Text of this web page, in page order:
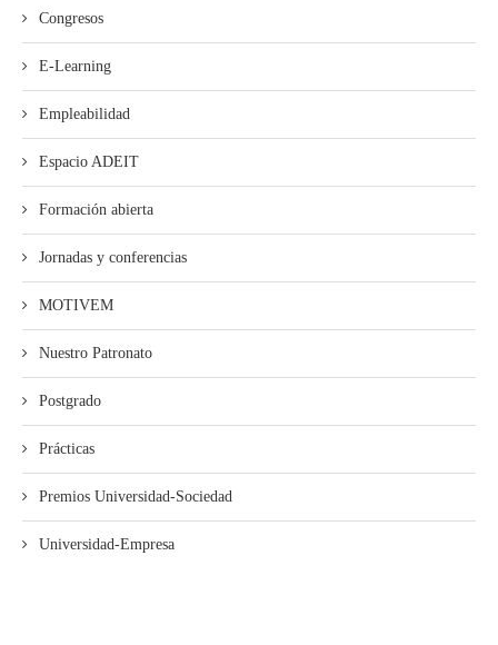
Congresos
E-Learning
Empleabilidad
Espacio ADEIT
Formación abierta
Jornadas y conferencias
MOTIVEM
Nuestro Patronato
Postgrado
Prácticas
Premios Universidad-Sociedad
Universidad-Empresa